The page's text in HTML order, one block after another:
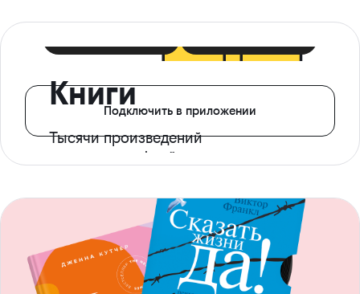
Книги
Тысячи произведений
с доступом офлайн
Подключить в приложении